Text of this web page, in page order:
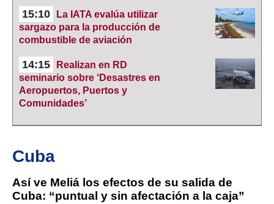
15:10
La IATA evalúa utilizar
sargazo para la producción de
combustible de aviación
14:15
Realizan en RD
seminario sobre ‘Desastres en
Aeropuertos, Puertos y
Comunidades’
Cuba
Así ve Meliá los efectos de su salida de
Cuba: “puntual y sin afectación a la caja”